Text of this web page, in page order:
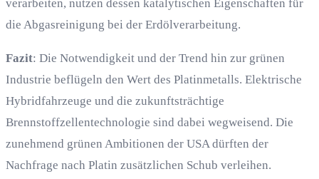
verarbeiten, nutzen dessen katalytischen Eigenschaften für
die Abgasreinigung bei der Erdölverarbeitung.
Fazit: Die Notwendigkeit und der Trend hin zur grünen
Industrie beflügeln den Wert des Platinmetalls. Elektrische
Hybridfahrzeuge und die zukunftsträchtige
Brennstoffzellentechnologie sind dabei wegweisend. Die
zunehmend grünen Ambitionen der USA dürften der
Nachfrage nach Platin zusätzlichen Schub verleihen.